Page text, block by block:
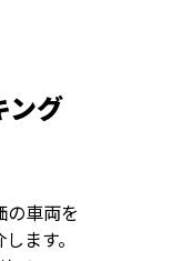
ング
の車両を
ます。